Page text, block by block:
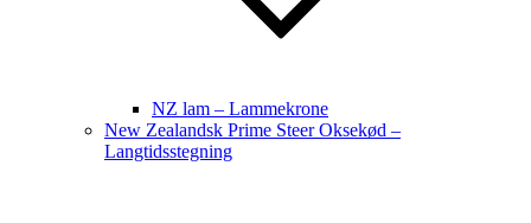
NZ lam – Lammekrone
New Zealandsk Prime Steer Oksekød –
Langtidsstegning